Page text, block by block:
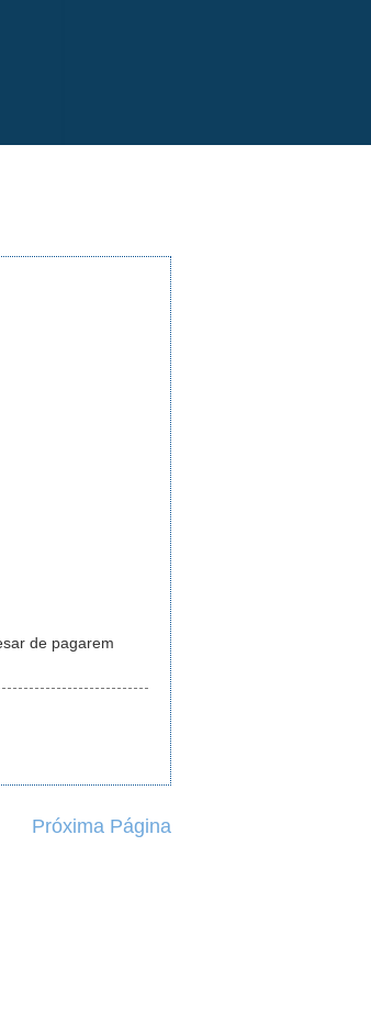
de pagarem
Próxima Página